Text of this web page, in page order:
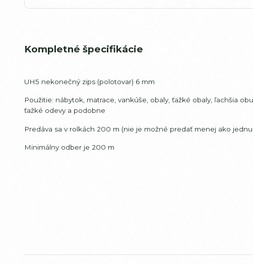
Kompletné špecifikácie
UH5 nekonečný zips (polotovar) 6 mm
Použitie: nábytok, matrace, vankúše, obaly, ťažké obaly, ľachšia
ťažké odevy a podobne
Predáva sa v rolkách 200 m (nie je možné predať menej ako
Minimálny odber je 200 m